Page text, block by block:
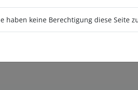
haben keine Berechtigung diese Seite